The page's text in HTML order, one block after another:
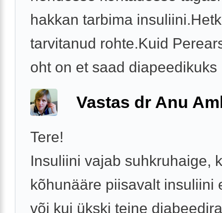
hakkan tarbima
tarvitanud rohte.Kuid
oht on et saad diapeedikuks
Vastas dr Anu
Tere!
Insuliini vajab suhkruhaige,
kõhunääre piisavalt insuliini
või kui ükski teine